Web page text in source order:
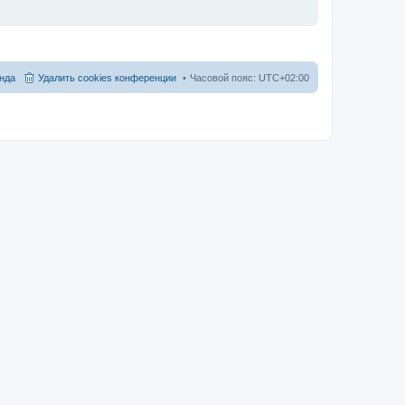
Часовой пояс: UTC+02:00
Удалить cookies конференции